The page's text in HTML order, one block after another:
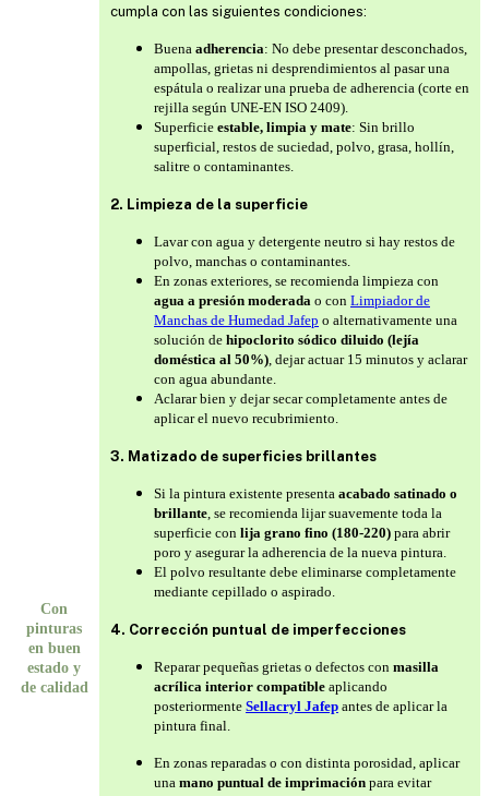
Con
pinturas
en buen
estado y
de calidad
cumpla con las siguientes condiciones:
Buena adherencia: No debe presentar desconchados,
ampollas, grietas ni desprendimientos al pasar una
espátula o realizar una prueba de adherencia (corte en
rejilla según UNE-EN ISO 2409).
Superficie estable, limpia y mate: Sin brillo
superficial, restos de suciedad, polvo, grasa, hollín,
salitre o contaminantes.
2. Limpieza de la superficie
Lavar con agua y detergente neutro si hay restos de
polvo, manchas o contaminantes.
En zonas exteriores, se recomienda limpieza con
agua a presión moderada o con Limpiador de
Manchas de Humedad Jafep o alternativamente una
solución de hipoclorito sódico diluido (lejía
doméstica al 50%) , dejar actuar 15 minutos y aclarar
con agua abundante.
Aclarar bien y dejar secar completamente antes de
aplicar el nuevo recubrimiento.
3. Matizado de superficies brillantes
Si la pintura existente presenta acabado satinado o
brillante , se recomienda lijar suavemente toda la
superficie con lija grano fino (180-220) para abrir
poro y asegurar la adherencia de la nueva pintura.
El polvo resultante debe eliminarse completamente
mediante cepillado o aspirado.
4. Corrección puntual de imperfecciones
Reparar pequeñas grietas o defectos con masilla
acrílica interior compatible aplicando
posteriormente Sellacryl Jafep antes de aplicar la
pintura final.
En zonas reparadas o con distinta porosidad, aplicar
una mano puntual de imprimación para evitar